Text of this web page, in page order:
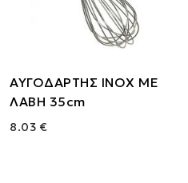
ΑΥΓΟΔΑΡΤΗΣ ΙΝΟΧ ΜΕ
ΛΑΒΗ 35cm
8.03 €